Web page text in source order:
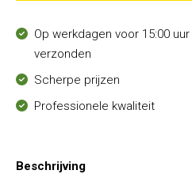
Op werkdagen voor 15:00
verzonden
Scherpe prijzen
Professionele kwaliteit
Beschrijving